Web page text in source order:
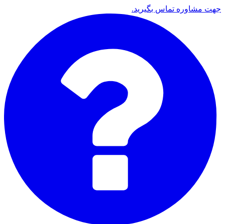
جهت مشاوره تماس بگیرید.